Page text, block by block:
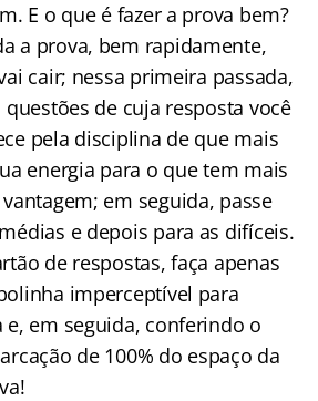
E o que é fazer a prova bem?
a prova, bem rapidamente,
cair; nessa primeira passada,
de cuja resposta você
pela disciplina de que mais
energia para o que tem mais
em seguida, passe
e depois para as difíceis.
de respostas, faça apenas
imperceptível para
e, em seguida, conferindo o
de 100% do espaço da